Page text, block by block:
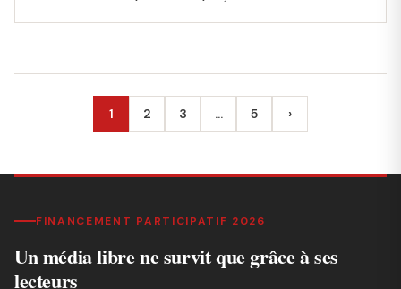
1 2 3 … 5 ›
Suivant
FINANCEMENT PARTICIPATIF 2026
Un média libre ne survit que grâce à ses
lecteurs